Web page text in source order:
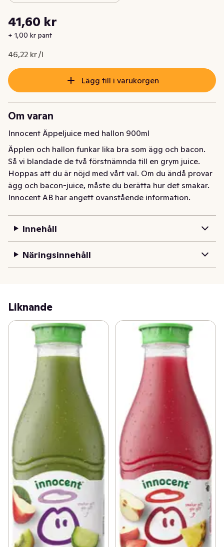
Nuvarande pris är: 41,60 kr
41,60 kr
+ 1,00 kr pant
46,22 kr /l
Styckpris: 46,22 kr /l
Lägg till i varukorgen
Om varan
Innocent Äppeljuice med hallon 900ml
Äpplen och hallon funkar lika bra som ägg och bacon.
Så vi blandade de två förstnämnda till en grym juice.
Hoppas att du är nöjd med vårt val. Om du ändå provar
ägg och bacon-juice, måste du berätta hur det smakar.
Innocent AB har angett ovanstående information.
Innehåll
Näringsinnehåll
Liknande